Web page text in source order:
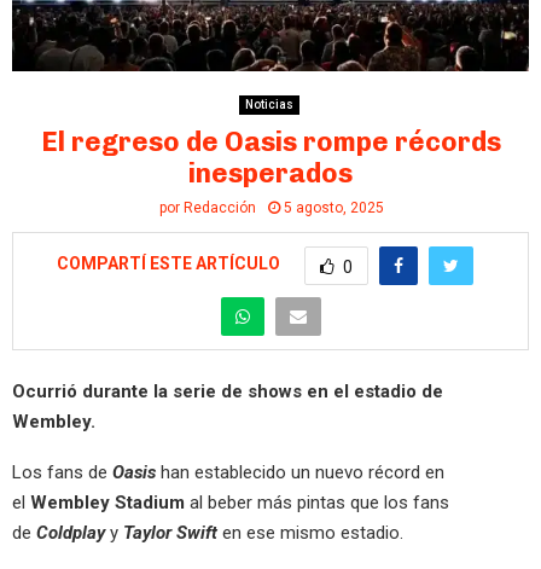
Noticias
El regreso de Oasis rompe récords
inesperados
por Redacción 5 agosto, 2025
COMPARTÍ ESTE ARTÍCULO 0
Ocurrió durante la serie de shows en el estadio de
Wembley.
Los fans de Oasis han establecido un nuevo récord en
el Wembley Stadium al beber más pintas que los fans
de Coldplayy Taylor Swift en ese mismo estadio.